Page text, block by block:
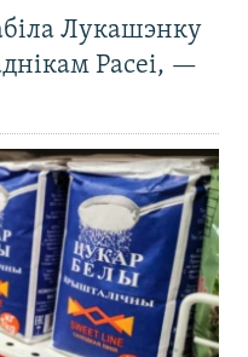
Лукашэнку
Расеі, —